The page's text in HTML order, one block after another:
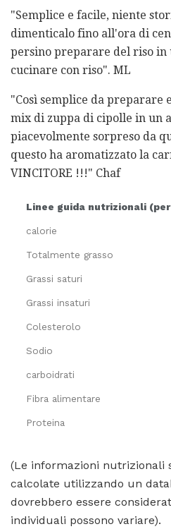
"Semplice e facile, niente
dimenticalo fino all'ora di
persino preparare del riso in
cucinare con riso". ML
"Così semplice da preparare
mix di zuppa di cipolle in un
piacevolmente sorpreso da
questo ha aromatizzato la
VINCITORE !!!" Chaf
Linee guida nutrizionali
calorie
Totalmente grasso
Grassi saturi
Grassi insaturi
Colesterolo
Sodio
carboidrati
Fibra alimentare
Proteina
(Le informazioni nutrizionali
calcolate utilizzando un
dovrebbero essere
individuali possono variare).